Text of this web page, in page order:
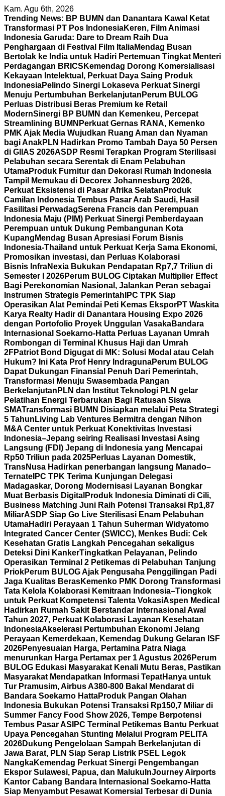
Skip
to
content
Kam. Agu 6th, 2026
Trending News: BP BUMN dan Danantara Kawal Ketat
Transformasi PT Pos IndonesiaKeren, Film Animasi
Indonesia Garuda: Dare to Dream Raih Dua
Penghargaan di Festival Film ItaliaMendag Busan
Bertolak ke India untuk Hadiri Pertemuan Tingkat Menteri
Perdagangan BRICS Kemendag Dorong Komersialisasi
Kekayaan Intelektual, Perkuat Daya Saing Produk
IndonesiaPelindo Sinergi Lokaseva Perkuat Sinergi
Menuju Pertumbuhan Berkelanjutan Perum BULOG
Perluas Distribusi Beras Premium ke Retail
ModernSinergi BP BUMN dan Kemenkeu, Percepat
Streamlining BUMN Perkuat Gernas RANA, Kemenko
PMK Ajak Media Wujudkan Ruang Aman dan Nyaman
bagi AnakPLN Hadirkan Promo Tambah Daya 50 Persen
di GIIAS 2026ASDP Resmi Terapkan Program Sterilisasi
Pelabuhan secara Serentak di Enam Pelabuhan
UtamaProduk Furnitur dan Dekorasi Rumah Indonesia
Tampil Memukau di Decorex Johannesburg 2026,
Perkuat Eksistensi di Pasar Afrika Selatan Produk
Camilan Indonesia Tembus Pasar Arab Saudi, Hasil
Fasilitasi PerwadagSerena Francis dan Perempuan
Indonesia Maju (PIM) Perkuat Sinergi Pemberdayaan
Perempuan untuk Dukung Pembangunan Kota
Kupang Mendag Busan Apresiasi Forum Bisnis
Indonesia-Thailand untuk Perkuat Kerja Sama Ekonomi,
Promosikan investasi, dan Perluas Kolaborasi
Bisnis InfraNexia Bukukan Pendapatan Rp7,7 Triliun di
Semester I 2026Perum BULOG Ciptakan Multiplier Effect
Bagi Perekonomian Nasional, Jalankan Peran sebagai
Instrumen Strategis Pemerintah IPC TPK Siap
Operasikan Alat Pemindai Peti Kemas EksporPT Waskita
Karya Realty Hadir di Danantara Housing Expo 2026
dengan Portofolio Proyek Unggulan VasakaBandara
Internasional Soekarno-Hatta Perluas Layanan Umrah
Rombongan di Terminal Khusus Haji dan Umrah
2FPatriot Bond Digugat di MK: Solusi Modal atau Celah
Hukum? Ini Kata Prof Henry IndragunaPerum BULOG
Dapat Dukungan Finansial Penuh Dari Pemerintah,
Transformasi Menuju Swasembada Pangan
Berkelanjutan PLN dan Institut Teknologi PLN gelar
Pelatihan Energi Terbarukan Bagi Ratusan Siswa
SMATransformasi BUMN Disiapkan melalui Peta Strategi
5 Tahun Living Lab Ventures Bermitra dengan Nihon
M&A Center untuk Perkuat Konektivitas Investasi
Indonesia–Jepang seiring Realisasi Investasi Asing
Langsung (FDI) Jepang di Indonesia yang Mencapai
Rp50 Triliun pada 2025Perluas Layanan Domestik,
TransNusa Hadirkan penerbangan langsung Manado–
Ternate IPC TPK Terima Kunjungan Delegasi
Madagaskar, Dorong Modernisasi Layanan Bongkar
Muat Berbasis Digital Produk Indonesia Diminati di Cili,
Business Matching Juni Raih Potensi Transaksi Rp1,87
MiliarASDP Siap Go Live Sterilisasi Enam Pelabuhan
UtamaHadiri Perayaan 1 Tahun Suherman Widyatomo
Integrated Cancer Center (SWICC), Menkes Budi: Cek
Kesehatan Gratis Langkah Pencegahan sekaligus
Deteksi Dini KankerTingkatkan Pelayanan, Pelindo
Operasikan Terminal 2 Petikemas di Pelabuhan Tanjung
PriokPerum BULOG Ajak Pengusaha Penggilingan Padi
Jaga Kualitas BerasKemenko PMK Dorong Transformasi
Tata Kelola Kolaborasi Kemitraan Indonesia–Tiongkok
untuk Perkuat Kompetensi Talenta VokasiAspen Medical
Hadirkan Rumah Sakit Berstandar Internasional Awal
Tahun 2027, Perkuat Kolaborasi Layanan Kesehatan
IndonesiaAkselerasi Pertumbuhan Ekonomi Jelang
Perayaan Kemerdekaan, Kemendag Dukung Gelaran ISF
2026Penyesuaian Harga, Pertamina Patra Niaga
menurunkan Harga Pertamax per 1 Agustus 2026Perum
BULOG Edukasi Masyarakat Kenali Mutu Beras, Pastikan
Masyarakat Mendapatkan Informasi TepatHanya untuk
Tur Pramusim, Airbus A380-800 Bakal Mendarat di
Bandara Soekarno HattaProduk Pangan Olahan
Indonesia Bukukan Potensi Transaksi Rp150,7 Miliar di
Summer Fancy Food Show 2026, Tempe Berpotensi
Tembus Pasar AS IPC Terminal Petikemas Bantu Perkuat
Upaya Pencegahan Stunting Melalui Program PELITA
2026Dukung Pengelolaan Sampah Berkelanjutan di
Jawa Barat, PLN Siap Serap Listrik PSEL Legok
NangkaKemendag Perkuat Sinergi Pengembangan
Ekspor Sulawesi, Papua, dan Maluku InJourney Airports
Kantor Cabang Bandara Internasional Soekarno-Hatta
Siap Menyambut Pesawat Komersial Terbesar di Dunia